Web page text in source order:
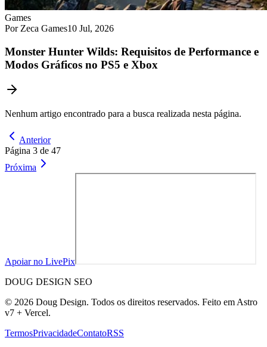
Games
Por Zeca Games10 Jul, 2026
Monster Hunter Wilds: Requisitos de Performance e
Modos Gráficos no PS5 e Xbox
Nenhum artigo encontrado para a busca realizada nesta página.
Anterior
Página 3 de 47
Próxima
Apoiar no LivePix
DOUG DESIGN SEO
© 2026 Doug Design. Todos os direitos reservados. Feito em Astro
v7 + Vercel.
TermosPrivacidadeContatoRSS